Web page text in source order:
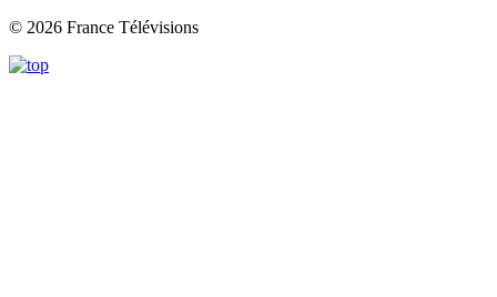
© 2026 France Télévisions